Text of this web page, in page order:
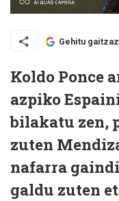
Gehitu
Koldo Ponce
azpiko
bilakatu zen,
zuten
nafarra
galdu zuten